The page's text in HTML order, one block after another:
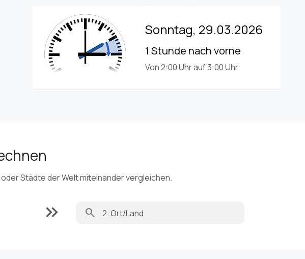
Sonntag, 29.03.2026
1 Stunde nach vorne
Von 2:00 Uhr auf 3:00 Uhr
Städte der Welt miteinander vergleichen.
keyboard_double_arrow_right search